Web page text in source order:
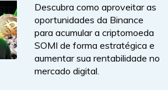
Descubra como aproveitar as
oportunidades da Binance
para acumular a criptomoeda
SOMI de forma estratégica e
aumentar sua rentabilidade no
mercado digital.